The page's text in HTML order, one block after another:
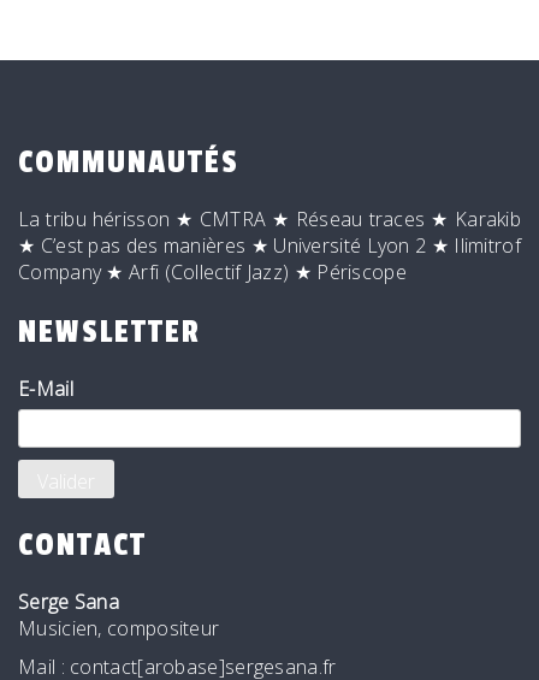
COMMUNAUTÉS
La tribu hérisson ★ CMTRA ★ Réseau traces ★ Karakib
★ C’est pas des manières ★ Université Lyon 2 ★ Ilimitrof
Company★Arfi (Collectif Jazz) ★ Périscope
NEWSLETTER
E-Mail
CONTACT
Serge Sana
Musicien, compositeur
Mail : contact[arobase]sergesana.fr